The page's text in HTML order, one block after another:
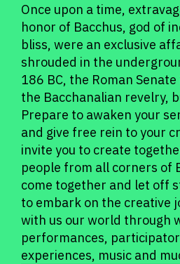
Once upon a time,
honor of Bacchus, god of
bliss, were an exclusive
shrouded in the
186 BC, the Roman
the Bacchanalian revelry,
Prepare to awaken your
and give free rein to your
invite you to create
people from all corners of
come together and let off
to embark on the creative
with us our world through
performances,
experiences, music and